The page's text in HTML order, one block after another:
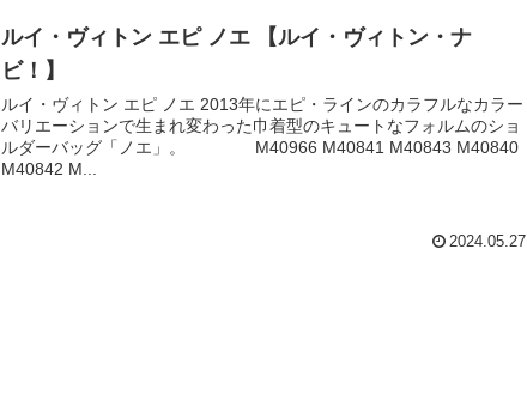
ルイ・ヴィトン エピ ノエ 【ルイ・ヴィトン・ナ
ビ！】
ルイ・ヴィトン エピ ノエ 2013年にエピ・ラインのカラフルなカラー
バリエーションで生まれ変わった巾着型のキュートなフォルムのショ
ルダーバッグ「ノエ」。 M40966 M40841 M40843 M40840
M40842 M...
2024.05.27